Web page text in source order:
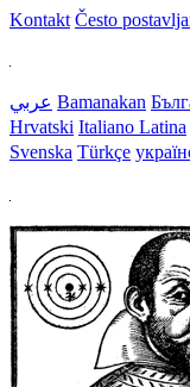
Kontakt Često
عربي Bamanakan
Hrvatski Italiano Latina
Svenska Türkçe